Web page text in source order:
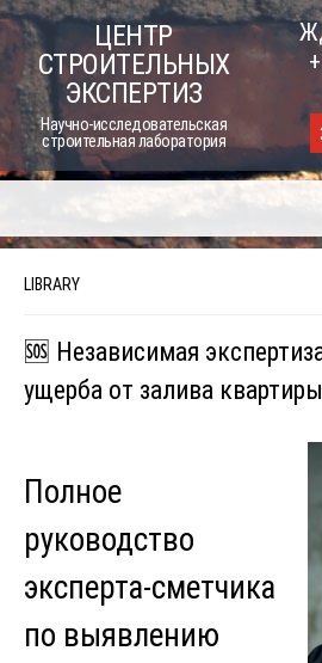
Skip
to
content
ЦЕНТР
СТРОИТЕЛЬНЫХ
ЭКСПЕРТИЗ
Научно-исследовательская
строительная лаборатория
LIBRARY
🆘 Независимая
ущерба от залива квартиры
Полное
руководство
эксперта-сметчика
по выявлению